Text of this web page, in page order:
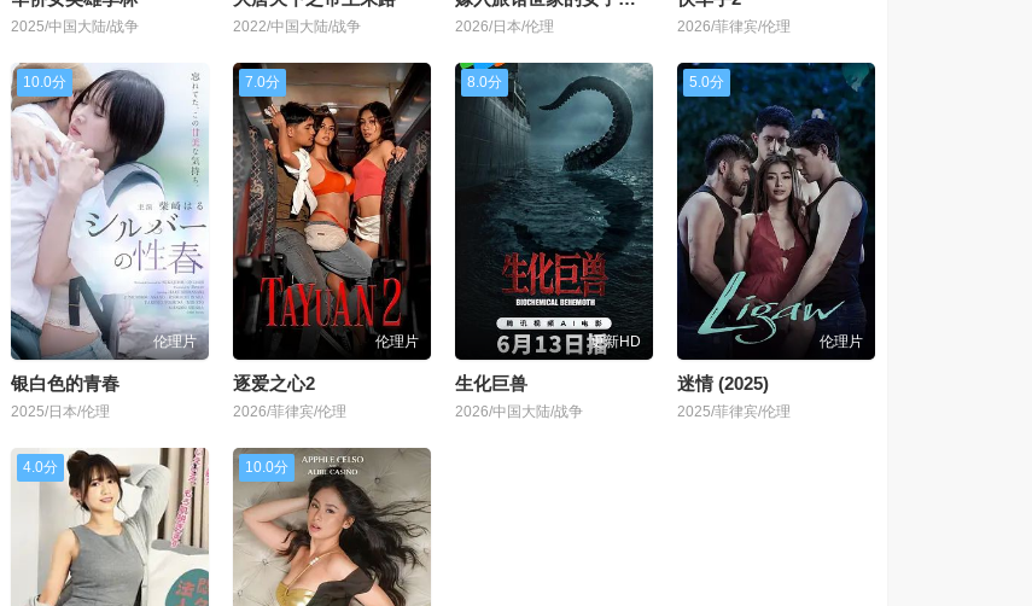
2025/中国大陆/战争 2022/中国大陆/战争 2026/日本/伦理 2026/菲律宾/伦理
10.0分
伦理片
银白色的青春
2025/日本/伦理
7.0分
伦理片
逐爱之心2
2026/菲律宾/伦理
8.0分
更新HD
生化巨兽
2026/中国大陆/战争
5.0分
伦理片
迷情 (2025)
2025/菲律宾/伦理
4.0分 10.0分